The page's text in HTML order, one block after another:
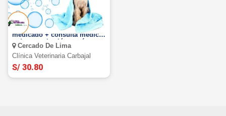
BAÑO PARA PERROS: Baño
medicado + consulta medica
+ desparasitación y más
Cercado De Lima
Clínica Veterinaria Carbajal
S/ 30.80